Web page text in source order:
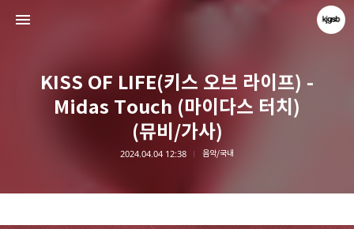
KISS OF LIFE(키스 오브 라이프) -
Midas Touch (마이다스 터치)
(뮤비/가사)
2024.04.04 12:38 음악/국내
kjgsb